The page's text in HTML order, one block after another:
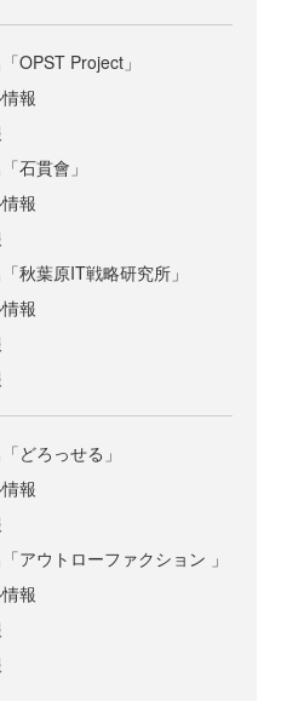
OPST Project」
報
石貫會」
報
秋葉原IT戦略研究所」
報
どろっせる」
報
アウトローファクション 」
報